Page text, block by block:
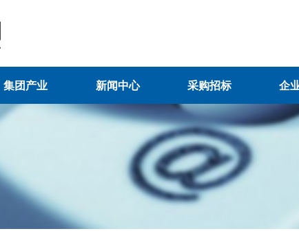
集团产业 新闻中心 采购招标 企